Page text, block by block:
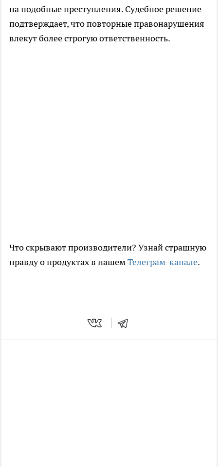
на подобные преступления. Судебное решение
подтверждает, что повторные правонарушения
влекут более строгую ответственность.
Что скрывают производители? Узнай страшную
правду о продуктах в нашемТелеграм-канале.